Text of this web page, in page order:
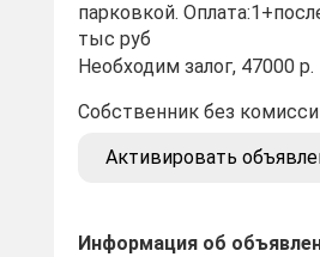
парковкой.
тыс руб
Необходим залог, 47000 р.
Собственник без
Активировать
Информация об